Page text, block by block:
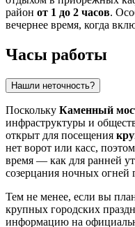
район от 1 до 2 часов.
вечернее время, когда
Часы работы
Нашли неточность?
Поскольку Каменный
инфраструктуры и
открыт для посещения
нет ворот или касс,
время — как для ранней
созерцания ночных огней
Тем не менее, если вы
крупных городских
информацию на